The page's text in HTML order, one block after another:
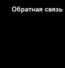
Обратная связь